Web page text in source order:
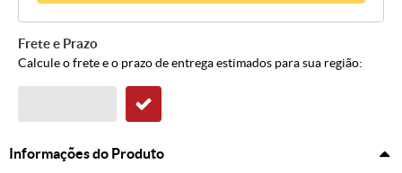
Frete e Prazo
Calcule o frete e o prazo de entrega estimados para sua região:
Informações do Produto